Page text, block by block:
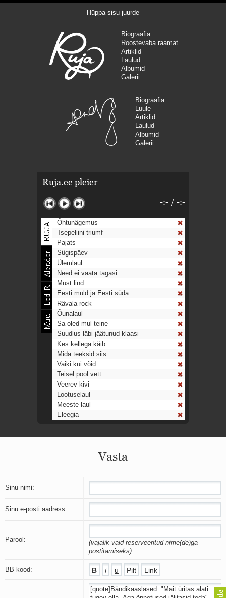
Hüppa sisu juurde
Biograafia
Roostevaba raamat
Artiklid
Laulud
Albumid
Galerii
Biograafia
Luule
Artiklid
Laulud
Albumid
Galerii
Ruja.ee pleier
-:- / -:-
Õhtunägemus
Tsepeliini triumf
Pajats
Sügispäev
Ülemlaul
Need ei vaata tagasi
Must lind
Eesti muld ja Eesti süda
Rävala rock
Õunalaul
Sa oled mul teine
Suudlus läbi jäätunud klaasi
Kes kellega käib
Mida teeksid siis
Vaiki kui võid
Teisel pool vett
Veerev kivi
Lootuselaul
Meeste laul
Eleegia
Ahtumine
Mu isamaa on minu arm
Ih-ih-hii ja ah-ah-haa
Päikeselapsed
Laul võimalusest
Nii vaikseks kõik on jäänud
Mis saab sellest loomusevalust
Avanemine
Vasta
Sinu nimi:
Sinu e-posti aadress:
Parool:
(vajalik vaid reserveeritud nime(de)ga
postitamiseks)
BB kood: